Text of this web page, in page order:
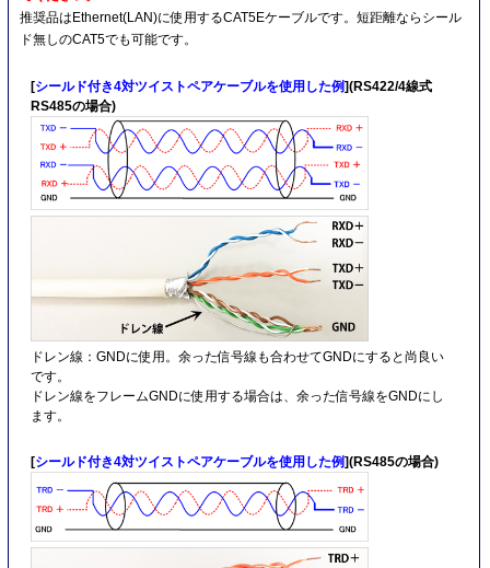
推奨品はEthernet(LAN)に使用するCAT5Eケーブルです。短距離ならシール
ド無しのCAT5でも可能です。
[シールド付き4対ツイストペアケーブルを使用した例](RS422/4線式
RS485の場合)
ドレン線：GNDに使用。余った信号線も合わせてGNDにすると尚良い
です。
ドレン線をフレームGNDに使用する場合は、余った信号線をGNDにし
ます。
[シールド付き4対ツイストペアケーブルを使用した例](RS485の場合)